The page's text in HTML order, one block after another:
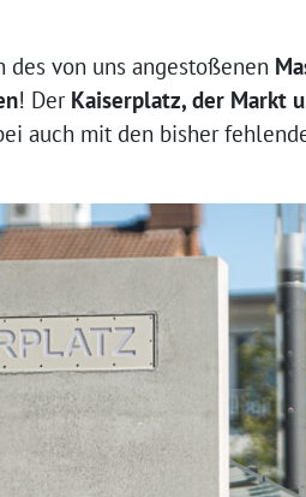
des von uns angestoßenen
! Der Kaiserplatz, der Markt
auch mit den bisher